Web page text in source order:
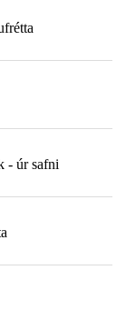
- úr safni